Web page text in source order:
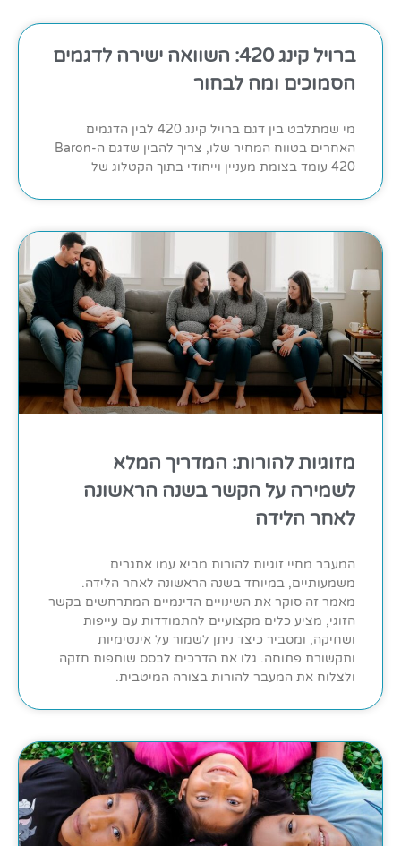
ברויל קינג 420: השוואה ישירה לדגמים
הסמוכים ומה לבחור
מי שמתלבט בין דגם ברויל קינג 420 לבין הדגמים
האחרים בטווח המחיר שלו, צריך להבין שדגם ה-Baron
420 עומד בצומת מעניין וייחודי בתוך הקטלוג של
מזוגיות להורות: המדריך המלא
לשמירה על הקשר בשנה הראשונה
לאחר הלידה
המעבר מחיי זוגיות להורות מביא עמו אתגרים
משמעותיים, במיוחד בשנה הראשונה לאחר הלידה.
מאמר זה סוקר את השינויים הדינמיים המתרחשים בקשר
הזוגי, מציע כלים מקצועיים להתמודדות עם עייפות
ושחיקה, ומסביר כיצד ניתן לשמור על אינטימיות
ותקשורת פתוחה. גלו את הדרכים לבסס שותפות חזקה
ולצלוח את המעבר להורות בצורה המיטבית.